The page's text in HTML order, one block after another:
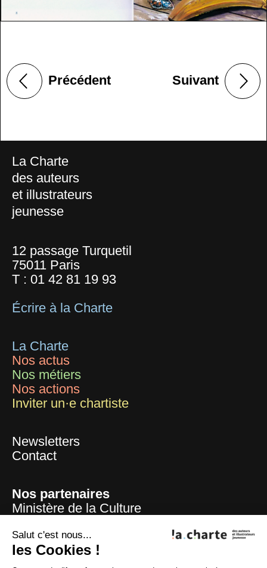
Précédent Suivant
La Charte
des auteurs
et illustrateurs
jeunesse
12 passage Turquetil
75011 Paris
T : 01 42 81 19 93
Écrire à la Charte
La Charte
Nos actus
Nos métiers
Nos actions
Inviter un·e chartiste
Newsletters
Contact
Nos partenaires
Ministère de la Culture
Centre national du livre
La Sofia
Salut c'est nous...
les Cookies !